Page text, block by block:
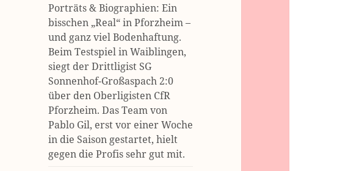
Porträts & Biographien: Ein
bisschen „Real“ in Pforzheim –
und ganz viel Bodenhaftung.
Beim Testspiel in Waiblingen,
siegt der Drittligist SG
Sonnenhof-Großaspach 2:0
über den Oberligisten CfR
Pforzheim. Das Team von
Pablo Gil, erst vor einer Woche
in die Saison gestartet, hielt
gegen die Profis sehr gut mit.